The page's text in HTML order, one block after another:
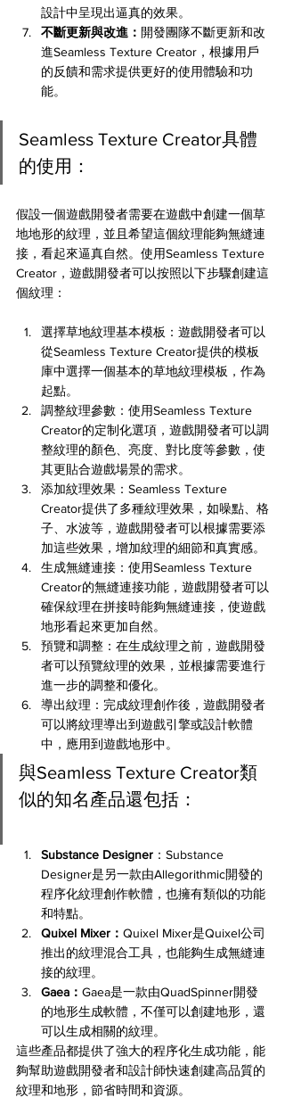
設計中呈現出逼真的效果。
不斷更新與改進： 開發團隊不斷更新和改
進Seamless Texture Creator，根據用戶
的反饋和需求提供更好的使用體驗和功
能。
Seamless Texture Creator具體
的使用：
假設一個遊戲開發者需要在遊戲中創建一個草
地地形的紋理，並且希望這個紋理能夠無縫連
接，看起來逼真自然。使用Seamless Texture
Creator，遊戲開發者可以按照以下步驟創建這
個紋理：
選擇草地紋理基本模板：遊戲開發者可以
從Seamless Texture Creator提供的模板
庫中選擇一個基本的草地紋理模板，作為
起點。
調整紋理參數：使用Seamless Texture
Creator的定制化選項，遊戲開發者可以調
整紋理的顏色、亮度、對比度等參數，使
其更貼合遊戲場景的需求。
添加紋理效果：Seamless Texture
Creator提供了多種紋理效果，如噪點、格
子、水波等，遊戲開發者可以根據需要添
加這些效果，增加紋理的細節和真實感。
生成無縫連接：使用Seamless Texture
Creator的無縫連接功能，遊戲開發者可以
確保紋理在拼接時能夠無縫連接，使遊戲
地形看起來更加自然。
預覽和調整：在生成紋理之前，遊戲開發
者可以預覽紋理的效果，並根據需要進行
進一步的調整和優化。
導出紋理：完成紋理創作後，遊戲開發者
可以將紋理導出到遊戲引擎或設計軟體
中，應用到遊戲地形中。
與Seamless Texture Creator類
似的知名產品還包括：
Substance Designer ：Substance
Designer是另一款由Allegorithmic開發的
程序化紋理創作軟體，也擁有類似的功能
和特點。
Quixel Mixer： Quixel Mixer是Quixel公司
推出的紋理混合工具，也能夠生成無縫連
接的紋理。
Gaea： Gaea是一款由QuadSpinner開發
的地形生成軟體，不僅可以創建地形，還
可以生成相關的紋理。
這些產品都提供了強大的程序化生成功能，能
夠幫助遊戲開發者和設計師快速創建高品質的
紋理和地形，節省時間和資源。